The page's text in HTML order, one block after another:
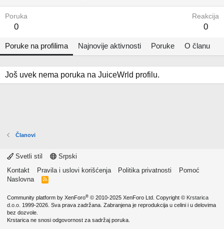
Poruka
0
Reakcija
0
Poruke na profilima Najnovije aktivnosti Poruke O članu
Još uvek nema poruka na JuiceWrld profilu.
Članovi
Svetli stil
Srpski
Kontakt
Pravila i uslovi korišćenja Politika privatnosti
Pomoć
Naslovna
R
Community platform by XenForo® © 2010-2025 XenForo Ltd. Copyright © Krstarica
d.o.o. 1999-2026. Sva prava zadržana. Zabranjena je reprodukcija u celini i u delovima
bez dozvole.
Krstarica ne snosi odgovornost za sadržaj poruka.